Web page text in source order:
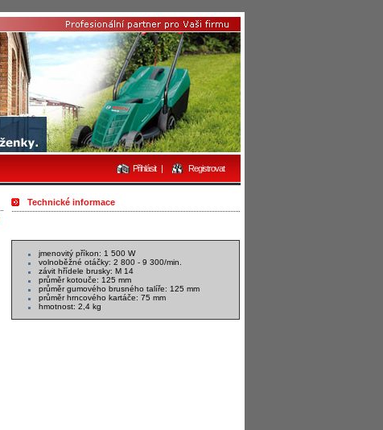
Přihlásit | Registrovat
Technické informace
jmenovitý příkon: 1 500 W
volnoběžné otáčky: 2 800 - 9 300/min.
závit hřídele brusky: M 14
průměr kotouče: 125 mm
průměr gumového brusného talíře: 125 mm
průměr hrncového kartáče: 75 mm
hmotnost: 2,4 kg